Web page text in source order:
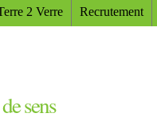
2 Verre Recrutement
sens